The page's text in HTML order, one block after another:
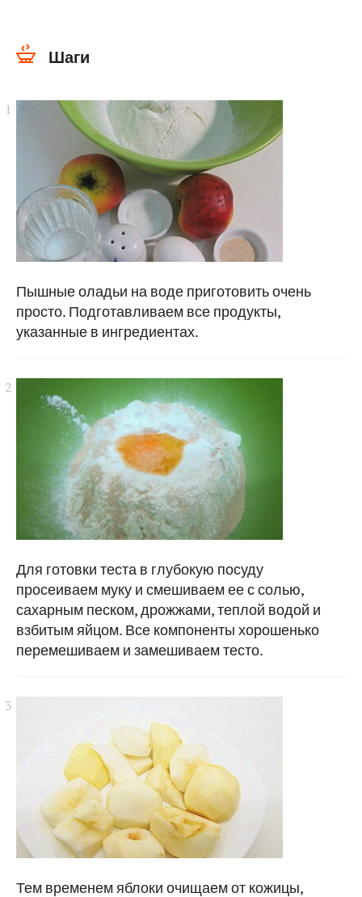
Шаги
Пышные оладьи на воде приготовить очень
просто. Подготавливаем все продукты,
указанные в ингредиентах.
Для готовки теста в глубокую посуду
просеиваем муку и смешиваем ее с солью,
сахарным песком, дрожжами, теплой водой и
взбитым яйцом. Все компоненты хорошенько
перемешиваем и замешиваем тесто.
Тем временем яблоки очищаем от кожицы,